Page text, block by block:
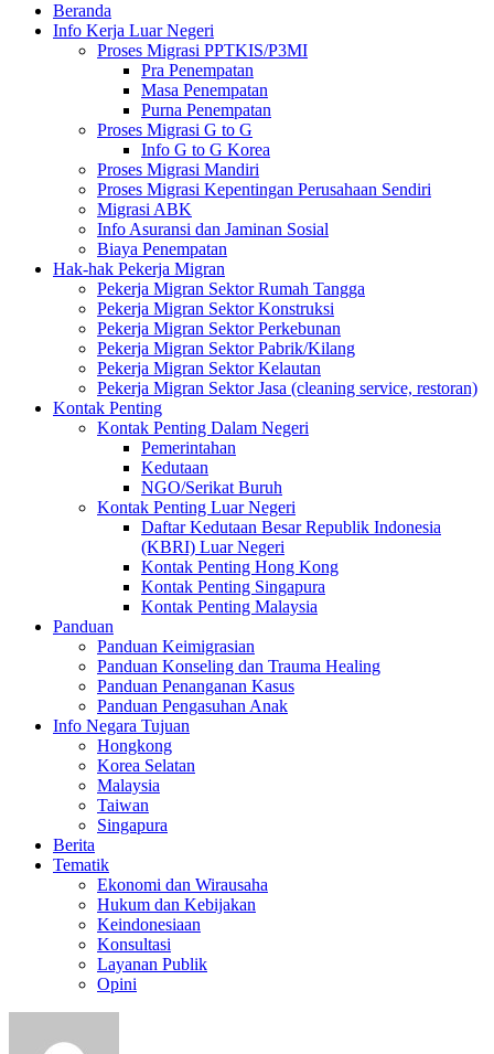
Beranda
Info Kerja Luar Negeri
Proses Migrasi PPTKIS/P3MI
Pra Penempatan
Masa Penempatan
Purna Penempatan
Proses Migrasi G to G
Info G to G Korea
Proses Migrasi Mandiri
Proses Migrasi Kepentingan Perusahaan Sendiri
Migrasi ABK
Info Asuransi dan Jaminan Sosial
Biaya Penempatan
Hak-hak Pekerja Migran
Pekerja Migran Sektor Rumah Tangga
Pekerja Migran Sektor Konstruksi
Pekerja Migran Sektor Perkebunan
Pekerja Migran Sektor Pabrik/Kilang
Pekerja Migran Sektor Kelautan
Pekerja Migran Sektor Jasa (cleaning service, restoran)
Kontak Penting
Kontak Penting Dalam Negeri
Pemerintahan
Kedutaan
NGO/Serikat Buruh
Kontak Penting Luar Negeri
Daftar Kedutaan Besar Republik Indonesia
(KBRI) Luar Negeri
Kontak Penting Hong Kong
Kontak Penting Singapura
Kontak Penting Malaysia
Panduan
Panduan Keimigrasian
Panduan Konseling dan Trauma Healing
Panduan Penanganan Kasus
Panduan Pengasuhan Anak
Info Negara Tujuan
Hongkong
Korea Selatan
Malaysia
Taiwan
Singapura
Berita
Tematik
Ekonomi dan Wirausaha
Hukum dan Kebijakan
Keindonesiaan
Konsultasi
Layanan Publik
Opini